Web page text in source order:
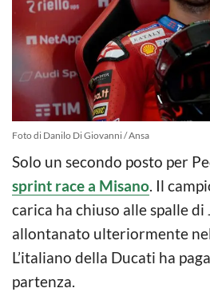
Foto di Danilo Di Giovanni / Ansa
Solo un secondo posto per
sprint race a Misano. Il
carica ha chiuso alle spalle di
allontanato ulteriormente
L’italiano della Ducati ha
partenza.